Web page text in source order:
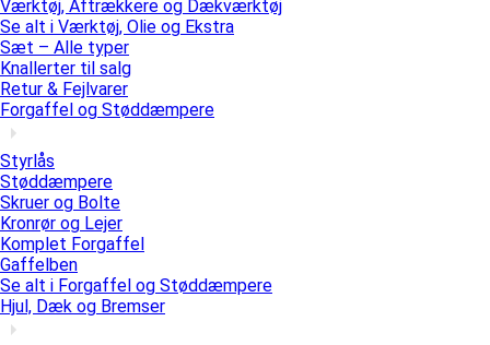
Værktøj, Aftrækkere og Dækværktøj
Se alt i Værktøj, Olie og Ekstra
Sæt – Alle typer
Knallerter til salg
Retur & Fejlvarer
Forgaffel og Støddæmpere
Styrlås
Støddæmpere
Skruer og Bolte
Kronrør og Lejer
Komplet Forgaffel
Gaffelben
Se alt i Forgaffel og Støddæmpere
Hjul, Dæk og Bremser